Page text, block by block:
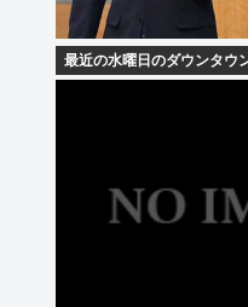
最近の水曜日のダウンタウ